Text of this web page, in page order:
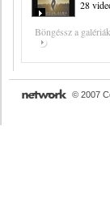
28
Böngéssz a
© 2007